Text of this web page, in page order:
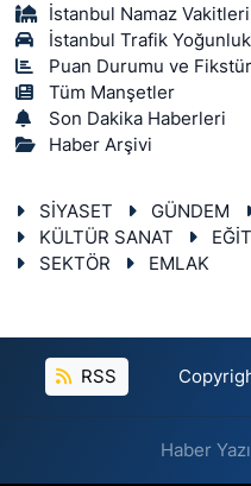
İstanbul Namaz Vakitleri
İstanbul Trafik Yoğunluk
Puan Durumu ve Fikstür
Tüm Manşetler
Son Dakika Haberleri
Haber Arşivi
SİYASET GÜNDEM
KÜLTÜR SANAT
SEKTÖR
EMLAK
RSS
Haber